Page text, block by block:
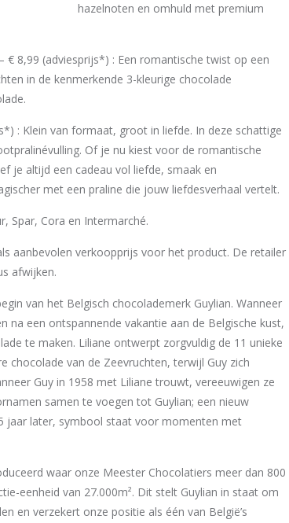
hazelnoten en omhuld met premium
€ 8,99 (adviesprijs*) : Een romantische twist op een
in de kenmerkende 3-kleurige chocolade
: Klein van formaat, groot in liefde. In deze schattige
Of je nu kiest voor de romantische
je altijd een cadeau vol liefde, smaak en
met een praline die jouw liefdesverhaal vertelt.
Spar, Cora en Intermarché.
aanbevolen verkoopprijs voor het product. De retailer
afwijken.
van het Belgisch chocolademerk Guylian. Wanneer
na een ontspannende vakantie aan de Belgische kust,
te maken. Liliane ontwerpt zorgvuldig de 11 unieke
chocolade van de Zeevruchten, terwijl Guy zich
Guy in 1958 met Liliane trouwt, vereeuwigen ze
samen te voegen tot Guylian; een nieuw
jaar later, symbool staat voor momenten met
waar onze Meester Chocolatiers meer dan 800
eenheid van 27.000m². Dit stelt Guylian in staat om
en verzekert onze positie als één van België’s